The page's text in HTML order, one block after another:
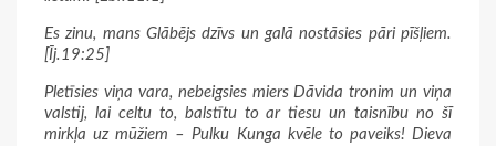
Es zinu, mans Glābējs dzīvs un galā nostāsies pāri pīšļiem.
[Īj.19:25]
Pletīsies viņa vara, nebeigsies miers Dāvida tronim un viņa
valstij, lai celtu to, balstītu to ar tiesu un taisnību no šī
mirkļa uz mūžiem – Pulku Kunga kvēle to paveiks! Dieva